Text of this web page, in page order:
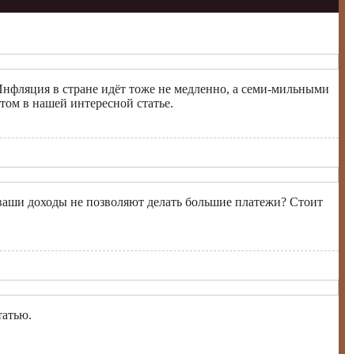
в стране идёт тоже не медленно, а семи-мильными
в нашей интересной статье.
доходы не позволяют делать большие платежи? Стоит